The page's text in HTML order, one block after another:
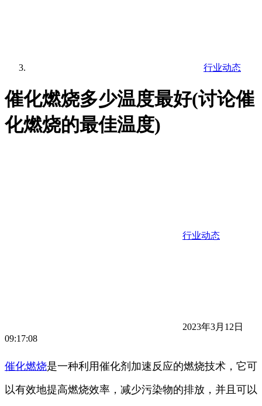
行业动态
催化燃烧多少温度最好(讨论催
化燃烧的最佳温度)
行业动态
2023年3月12日
09:17:08
催化燃烧是一种利用催化剂加速反应的燃烧技术，它可
以有效地提高燃烧效率，减少污染物的排放，并且可以